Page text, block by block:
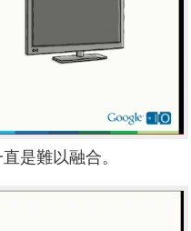
是難以融合。